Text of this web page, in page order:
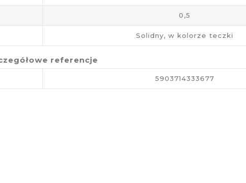
0,5
Solidny, w kolorze teczki
referencje
5903714333677